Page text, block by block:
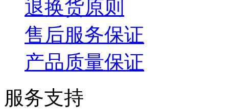
退换货原则
售后服务保证
产品质量保证
服务支持